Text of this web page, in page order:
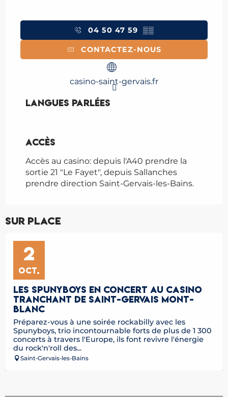
04 50 47 59 ▒▒
CONTACTEZ-NOUS
casino-saint-gervais.fr
Langues parlées
Langues parlées
Accès
Accès
Accès au casino: depuis l'A40 prendre la
sortie 21 "Le Fayet", depuis Sallanches
prendre direction Saint-Gervais-les-Bains.
Sur place
2
OCT.
LES SPUNYBOYS EN CONCERT AU CASINO
TRANCHANT DE SAINT-GERVAIS MONT-
BLANC
Préparez-vous à une soirée rockabilly avec les
Spunyboys, trio incontournable forts de plus de 1 300
concerts à travers l'Europe, ils font revivre l'énergie
du rock'n'roll des...
Saint-Gervais-les-Bains